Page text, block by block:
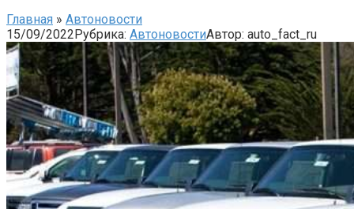
Главная » Автоновости
15/09/2022Рубрика: АвтоновостиАвтор: auto_fact_ru